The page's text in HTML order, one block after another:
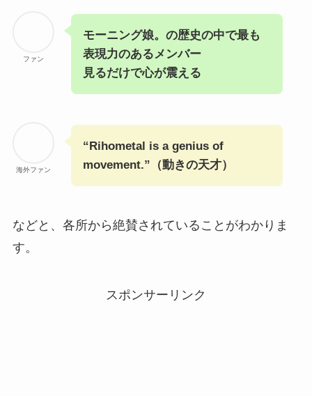
ファン
モーニング娘。の歴史の中で最も
表現力のあるメンバー
見るだけで心が震える
海外ファン
“Rihometal is a genius of
movement.”（動きの天才）
などと、各所から絶賛されていることがわかりま
す。
スポンサーリンク